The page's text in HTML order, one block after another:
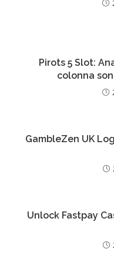
Pirots 5 Slot:
colonna
GambleZen UK
Unlock Fastpay